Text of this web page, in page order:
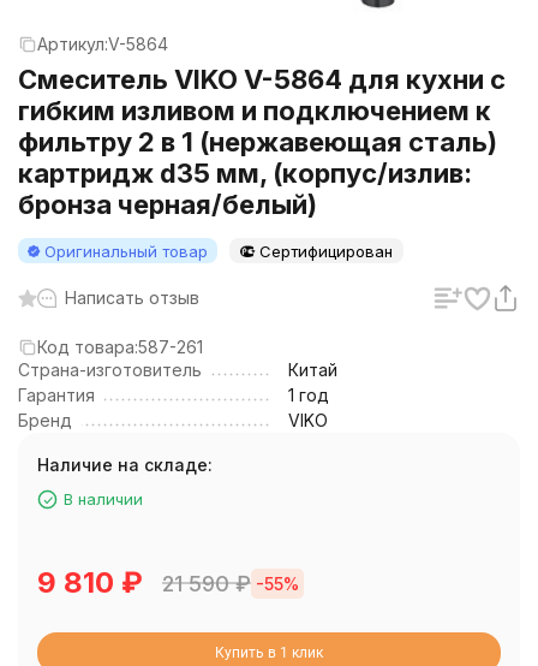
Артикул:V-5864
Смеситель VIKO V-5864 для кухни с
гибким изливом и подключением к
фильтру 2 в 1 (нержавеющая сталь)
картридж d35 мм, (корпус/излив:
бронза черная/белый)
Оригинальный товар Сертифицирован
Написать отзыв
Код товара:587-261
Страна-изготовитель
Китай
Гарантия
1 год
Бренд
VIKO
Наличие на складе:
В наличии
9 810 ₽ 21 590₽ -55%
Купить в 1 клик